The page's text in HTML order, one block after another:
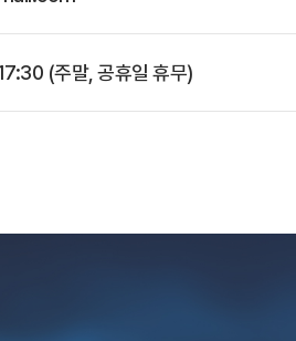
(주말, 공휴일 휴무)